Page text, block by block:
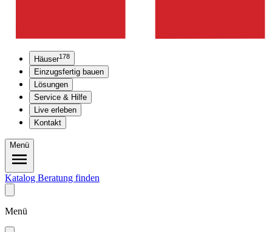
Häuser178
Einzugsfertig bauen
Lösungen
Service & Hilfe
Live erleben
Kontakt
Menü
Katalog Beratung finden
Menü